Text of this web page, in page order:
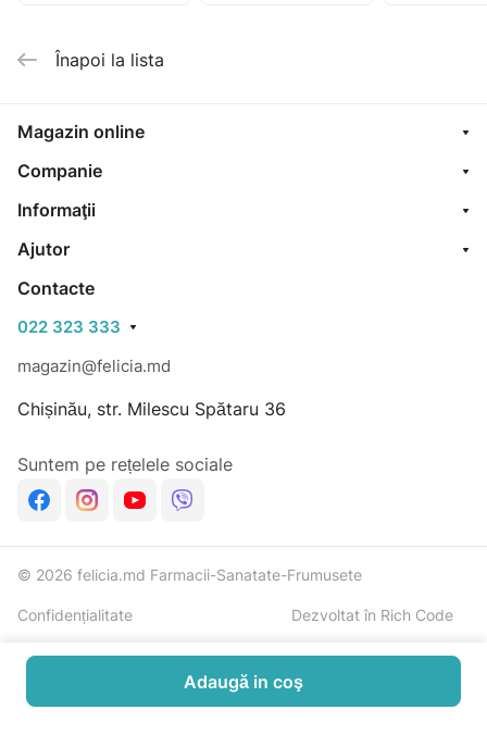
Înapoi la lista
Magazin online
Companie
Informaţii
Ajutor
Contacte
022 323 333
magazin@felicia.md
Chișinău, str. Milescu Spătaru 36
Suntem pe rețelele sociale
© 2026 felicia.md Farmacii-Sanatate-Frumusete
Confidențialitate Dezvoltat în Rich Code
Adaugă in coş